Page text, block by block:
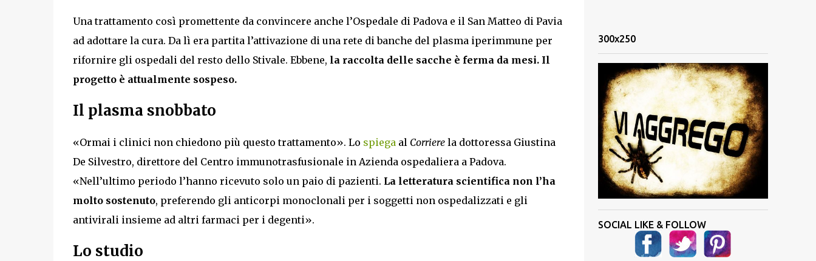
Una trattamento così promettente da convincere anche l’Ospedale di Padova e il San Matteo di Pavia
ad adottare la cura. Da lì era partita l’attivazione di una rete di banche del plasma iperimmune per
rifornire gli ospedali del resto dello Stivale. Ebbene, la raccolta delle sacche è ferma da mesi. Il
progetto è attualmente sospeso.
Il plasma snobbato
«Ormai i clinici non chiedono più questo trattamento». Lo spiega al Corrierela dottoressa Giustina
De Silvestro, direttore del Centro immunotrasfusionale in Azienda ospedaliera a Padova.
«Nell’ultimo periodo l’hanno ricevuto solo un paio di pazienti. La letteratura scientifica non l’ha
molto sostenuto, preferendo gli anticorpi monoclonali per i soggetti non ospedalizzati e gli
antivirali insieme ad altri farmaci per i degenti».
Lo studio
300x250
SOCIAL LIKE & FOLLOW